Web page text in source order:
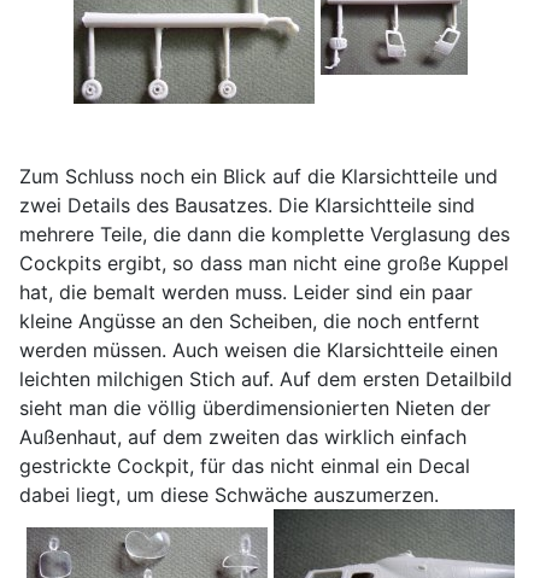
Zum Schluss noch ein Blick auf die Klarsichtteile und
zwei Details des Bausatzes. Die Klarsichtteile sind
mehrere Teile, die dann die komplette Verglasung des
Cockpits ergibt, so dass man nicht eine große Kuppel
hat, die bemalt werden muss. Leider sind ein paar
kleine Angüsse an den Scheiben, die noch entfernt
werden müssen. Auch weisen die Klarsichtteile einen
leichten milchigen Stich auf. Auf dem ersten Detailbild
sieht man die völlig überdimensionierten Nieten der
Außenhaut, auf dem zweiten das wirklich einfach
gestrickte Cockpit, für das nicht einmal ein Decal
dabei liegt, um diese Schwäche auszumerzen.